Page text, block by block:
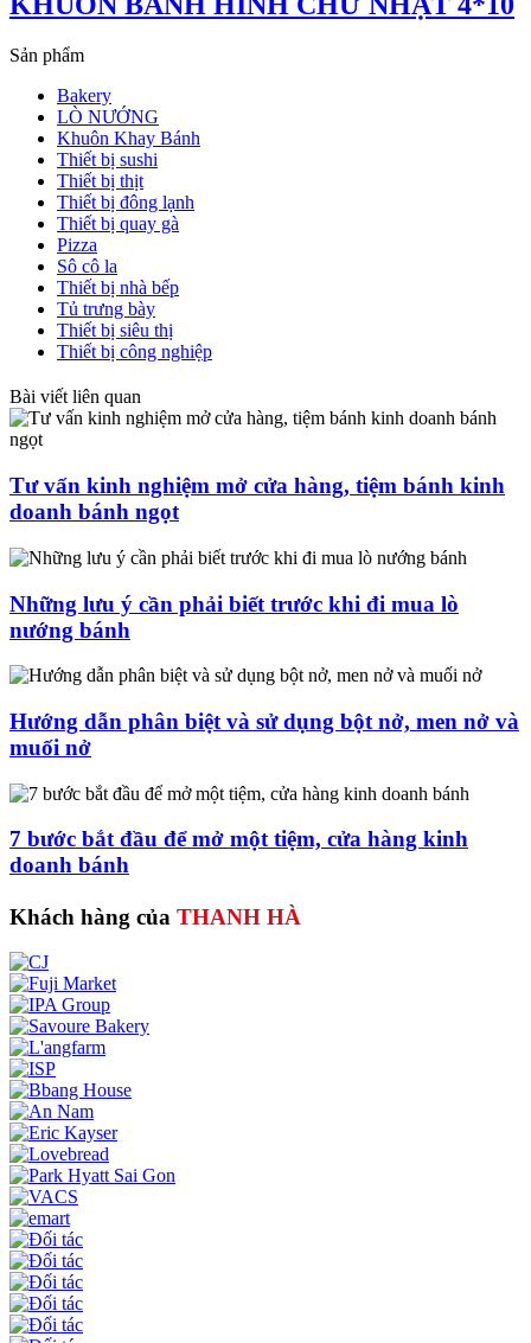
Sản phẩm
Bakery
LÒ NƯỚNG
Khuôn Khay Bánh
Thiết bị sushi
Thiết bị thịt
Thiết bị đông lạnh
Thiết bị quay gà
Pizza
Sô cô la
Thiết bị nhà bếp
Tủ trưng bày
Thiết bị siêu thị
Thiết bị công nghiệp
Bài viết liên quan
Tư vấn kinh nghiệm mở cửa hàng, tiệm bánh kinh
doanh bánh ngọt
Những lưu ý cần phải biết trước khi đi mua lò
nướng bánh
Hướng dẫn phân biệt và sử dụng bột nở, men nở và
muối nở
7 bước bắt đầu để mở một tiệm, cửa hàng kinh
doanh bánh
Khách hàng của THANH HÀ